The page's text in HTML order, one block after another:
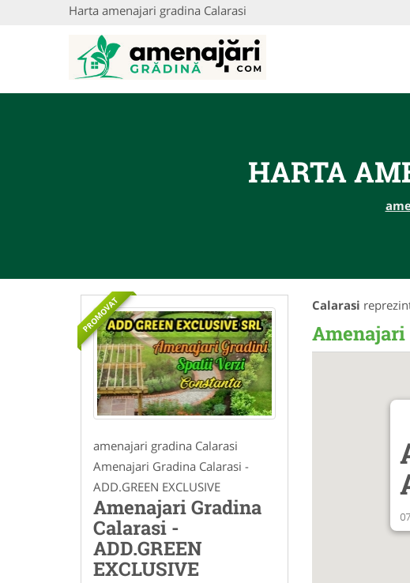
Harta amenajari gradina Calarasi
HARTA
PROMOVAT
amenajari gradina Calarasi
Amenajari Gradina Calarasi -
ADD.GREEN EXCLUSIVE
Amenajari Gradina
Calarasi -
ADD.GREEN
EXCLUSIVE
Calarasi
Amenajari